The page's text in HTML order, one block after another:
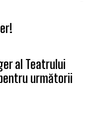
al Teatrului
următorii